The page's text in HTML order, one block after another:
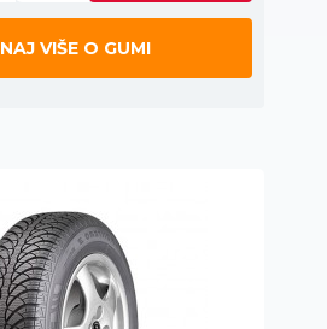
VIŠE O GUMI